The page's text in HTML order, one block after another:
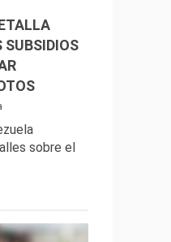
SUBSIDIOS
sobre el